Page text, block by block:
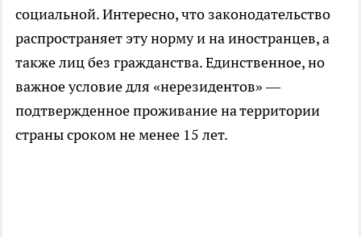
социальной. Интересно, что законодательство
распространяет эту норму и на иностранцев, а
также лиц без гражданства. Единственное, но
важное условие для «нерезидентов» —
подтвержденное проживание на территории
страны сроком не менее 15 лет.